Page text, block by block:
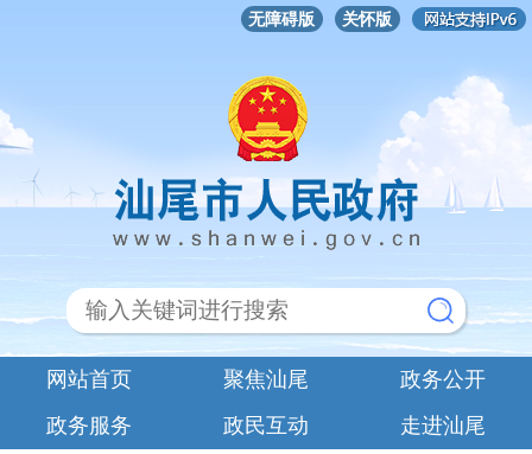
无障碍版 关怀版
网站首页 聚焦汕尾
政务公开
政务服务
政民互动 走进汕尾